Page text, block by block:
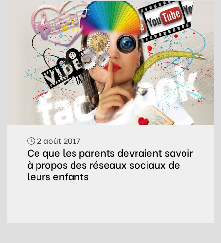
2 août 2017
Ce que les parents devraient savoir
à propos des réseaux sociaux de
leurs enfants